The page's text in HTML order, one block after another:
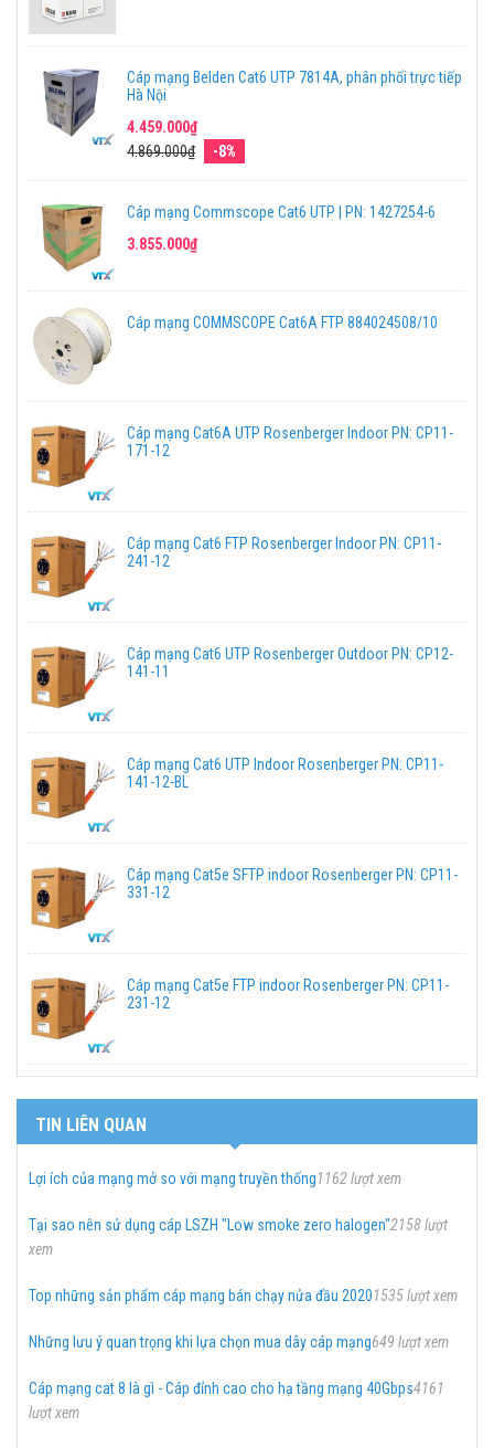
Cáp mạng Belden Cat6 UTP 7814A, phân phối trực tiếp
Hà Nội
4.459.000₫
4.869.000₫
-8%
Cáp mạng Commscope Cat6 UTP | PN: 1427254-6
3.855.000₫
Cáp mạng COMMSCOPE Cat6A FTP 884024508/10
Cáp mạng Cat6A UTP Rosenberger Indoor PN: CP11-
171-12
Cáp mạng Cat6 FTP Rosenberger Indoor PN: CP11-
241-12
Cáp mạng Cat6 UTP Rosenberger Outdoor PN: CP12-
141-11
Cáp mạng Cat6 UTP Indoor Rosenberger PN: CP11-
141-12-BL
Cáp mạng Cat5e SFTP indoor Rosenberger PN: CP11-
331-12
Cáp mạng Cat5e FTP indoor Rosenberger PN: CP11-
231-12
TIN LIÊN QUAN
Lợi ích của mạng mở so với mạng truyền thống1162 lượt xem
Tại sao nên sử dụng cáp LSZH "Low smoke zero halogen"2158 lượt
xem
Top những sản phẩm cáp mạng bán chạy nửa đầu 20201535 lượt xem
Những lưu ý quan trọng khi lựa chọn mua dây cáp mạng649 lượt xem
Cáp mạng cat 8 là gì - Cáp đỉnh cao cho hạ tầng mạng 40Gbps4161
lượt xem